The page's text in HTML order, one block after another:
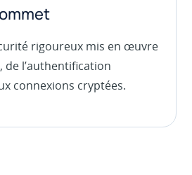
rigoureux mis en œuvre
de l’authentification
connexions cryptées.